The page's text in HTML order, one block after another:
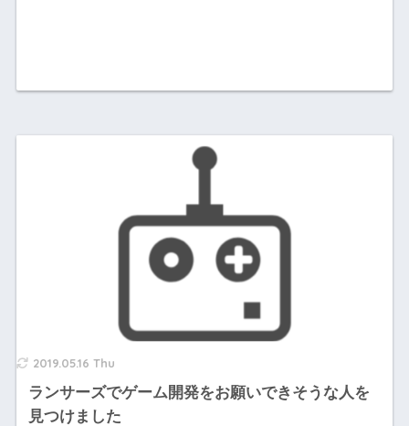
2019.05.16 Thu
ランサーズでゲーム開発をお願いできそうな人を
見つけました